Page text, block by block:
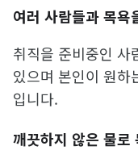
여러 사람들과 목욕
취직을 준비중인 사
있으며 본인이 원하
입니다.
깨끗하지 않은 물로